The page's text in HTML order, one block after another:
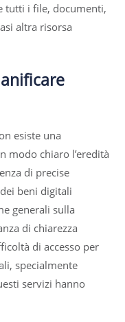
tutti i file, documenti,
altra risorsa
esiste una
modo chiaro l’eredità
di precise
beni digitali
generali sulla
di chiarezza
di accesso per
specialmente
servizi hanno